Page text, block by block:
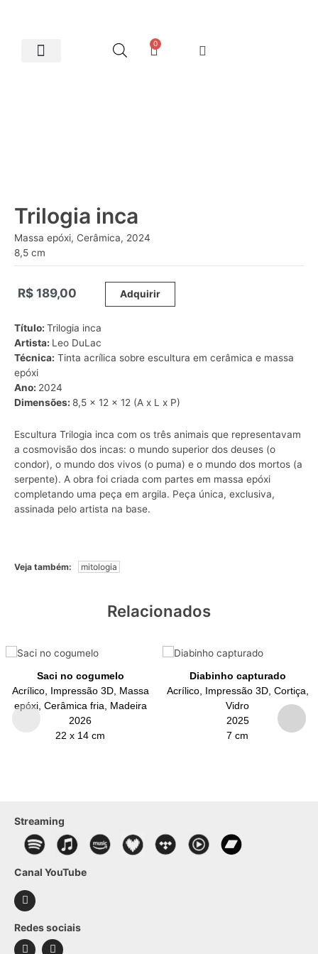
0
Trilogia inca
Massa epóxi, Cerâmica, 2024
8,5 cm
R$ 189,00 Adquirir
Título: Trilogia inca
Artista: Leo DuLac
Técnica: Tinta acrílica sobre escultura em cerâmica e massa
epóxi
Ano: 2024
Dimensões: 8,5 x 12 x 12 (A x L x P)
Escultura Trilogia inca com os três animais que representavam
a cosmovisão dos incas: o mundo superior dos deuses (o
condor), o mundo dos vivos (o puma) e o mundo dos mortos (a
serpente). A obra foi criada com partes em massa epóxi
completando uma peça em argila. Peça única, exclusiva,
assinada pelo artista na base.
Veja também: mitologia
Relacionados
Saci no cogumelo
Acrílico, Impressão 3D, Massa
epóxi, Cerâmica fria, Madeira
2026
22 x 14 cm
Diabinho capturado
Acrílico, Impressão 3D, Cortiça,
Vidro
2025
7 cm
Streaming
Canal YouTube
Redes sociais